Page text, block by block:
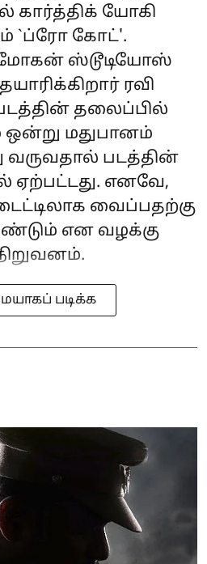
கார்த்திக் யோகி
`ப்ரோ கோட்'.
ஸ்டூடியோஸ்
ரவி
தலைப்பில்
ஒன்று மதுபானம்
வருவதால் படத்தின்
ஏற்பட்டது. எனவே,
வைப்பதற்கு
என வழக்கு
படிக்க